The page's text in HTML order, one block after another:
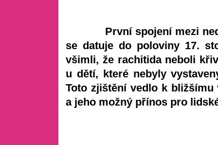
První spojení mezi
se datuje do poloviny 17.
všimli, že rachitida neboli
u dětí, které nebyly
Toto zjištění vedlo k
a jeho možný přínos pro